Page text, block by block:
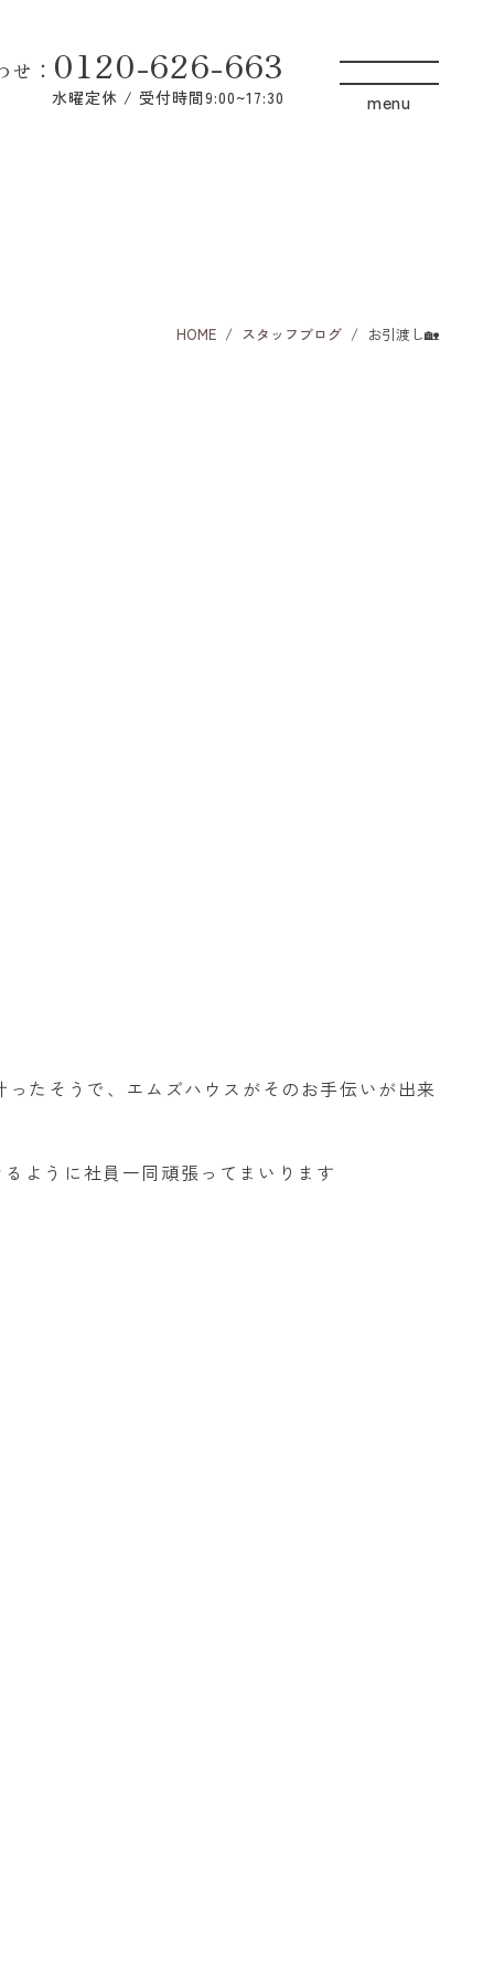
せ ： 0120-626-663
水曜定休 / 受付時間9:00~17:30
HOME スタッフブログ お引渡し🏡
たそうで、エムズハウスがそのお手伝いが出来
ように社員一同頑張ってまいります